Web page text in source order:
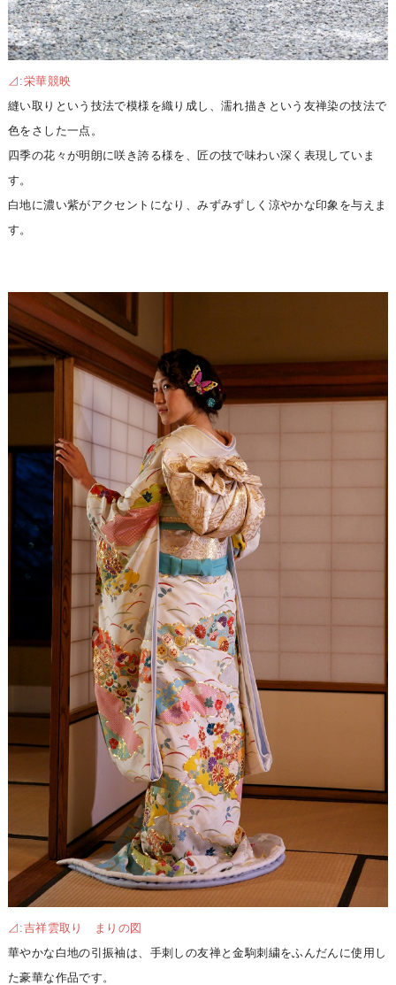
⊿:栄華競映
縫い取りという技法で模様を織り成し、濡れ描きという友禅染の技法で
色をさした一点。
四季の花々が明朗に咲き誇る様を、匠の技で味わい深く表現していま
す。
白地に濃い紫がアクセントになり、みずみずしく涼やかな印象を与えま
す。
⊿:吉祥雲取り まりの図
華やかな白地の引振袖は、手刺しの友禅と金駒刺繍をふんだんに使用し
た豪華な作品です。